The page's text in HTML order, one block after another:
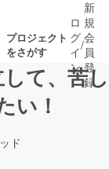
プロジェクト
をさがす
ロ
グ
イ
ン
/
新
規
会
員
登
録
て、苦し
い！
ド